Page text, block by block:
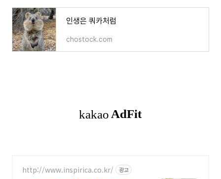
인생은 쿼카처럼
chostock.com
http://www.inspirica.co.kr/ 광고